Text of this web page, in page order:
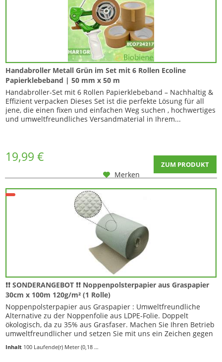
Handabroller Metall Grün im Set mit 6 Rollen Ecoline
Papierklebeband | 50 mm x 50 m
Handabroller-Set mit 6 Rollen Papierklebeband – Nachhaltig &
Effizient verpacken Dieses Set ist die perfekte Lösung für all
jene, die einen fixen und einfachen Weg suchen , hochwertiges
und umweltfreundliches Versandmaterial in Ihrem...
19,99 € ZUM PRODUKT
Merken
❗❗ SONDERANGEBOT ❗❗ Noppenpolsterpapier aus Graspapier
30cm x 100m 120g/m² (1 Rolle)
Noppenpolsterpapier aus Graspapier : Umweltfreundliche
Alternative zu der Noppenfolie aus LDPE-Folie. Doppelt
ökologisch, da zu 35% aus Grasfaser. Machen Sie Ihren Betrieb
umweltfreundlicher und setzen Sie mit uns ein Zeichen gegen
Inhalt 100 Laufende(r) Meter(0,18 € * / 1 Laufende(r) Meter)